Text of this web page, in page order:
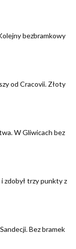
bezbramkowy
od Cracovii. Złoty
W Gliwicach bez
i zdobył trzy punkty z
Bez bramek